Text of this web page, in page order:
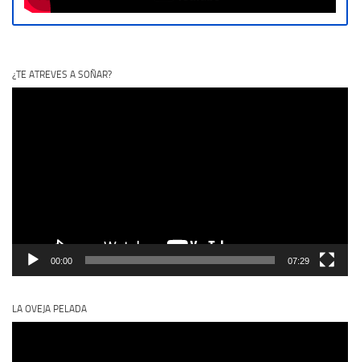
¿TE ATREVES A SOÑAR?
00:00 07:29
LA OVEJA PELADA